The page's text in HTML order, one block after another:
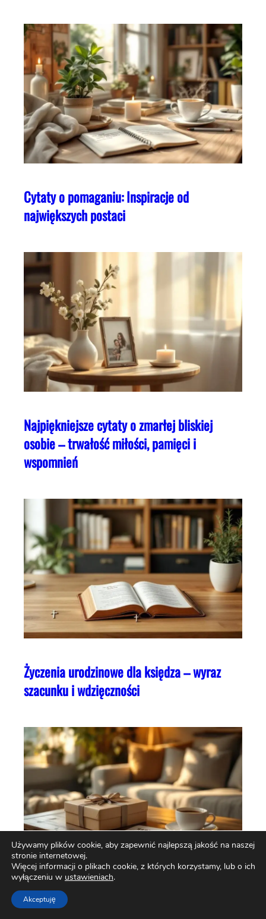
Cytaty o pomaganiu: Inspiracje od
największych postaci
Najpiękniejsze cytaty o zmarłej bliskiej
osobie – trwałość miłości, pamięci i
wspomnień
Życzenia urodzinowe dla księdza – wyraz
szacunku i wdzięczności
Życzenia urodzinowe dla brata – jak wyrazić
Używamy plików cookie, aby zapewnić najlepszą jakość na naszej
stronie internetowej.
Więcej informacji o plikach cookie, z których korzystamy, lub o ich
wyłączeniu w ustawieniach.
Akceptuję